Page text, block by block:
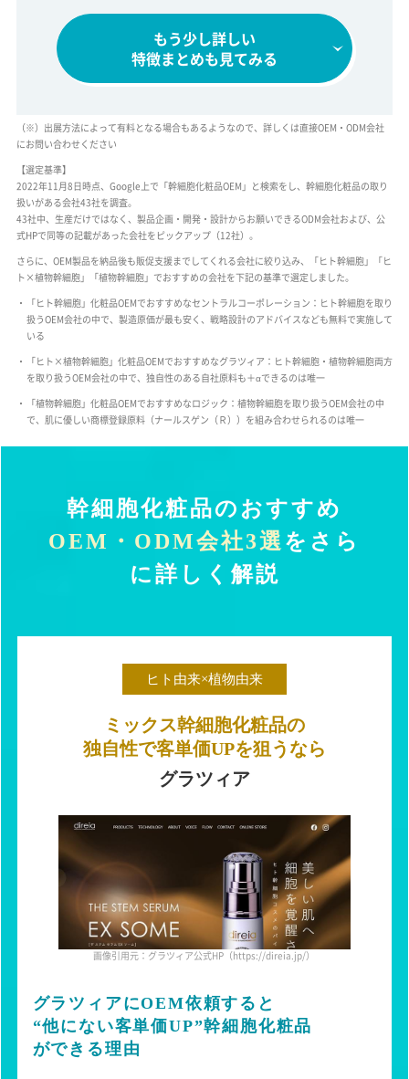
もう少し詳しい
特徴まとめも見てみる
（※）出展方法によって有料となる場合もあるようなので、詳しくは直接OEM・ODM会社
にお問い合わせください
【選定基準】
2022年11月8日時点、Google上で「幹細胞化粧品OEM」と検索をし、幹細胞化粧品の取り
扱いがある会社43社を調査。
43社中、生産だけではなく、製品企画・開発・設計からお願いできるODM会社および、公
式HPで同等の記載があった会社をピックアップ（12社）。
さらに、OEM製品を納品後も販促支援までしてくれる会社に絞り込み、「ヒト幹細胞」「ヒ
ト×植物幹細胞」「植物幹細胞」でおすすめの会社を下記の基準で選定しました。
「ヒト幹細胞」化粧品OEMでおすすめなセントラルコーポレーション：ヒト幹細胞を取り
扱うOEM会社の中で、製造原価が最も安く、戦略設計のアドバイスなども無料で実施して
いる
「ヒト×植物幹細胞」化粧品OEMでおすすめなグラツィア：ヒト幹細胞・植物幹細胞両方
を取り扱うOEM会社の中で、独自性のある自社原料も＋αできるのは唯一
「植物幹細胞」化粧品OEMでおすすめなロジック：植物幹細胞を取り扱うOEM会社の中
で、肌に優しい商標登録原料（ナールスゲン（Ｒ））を組み合わせられるのは唯一
幹細胞化粧品のおすすめ
OEM・ODM会社3選をさら
に詳しく解説
ヒト由来×植物由来
ミックス幹細胞化粧品の
独自性で客単価UPを狙うなら
グラツィア
画像引用元：グラツィア公式HP（https://direia.jp/）
グラツィアにOEM依頼すると
“他にない客単価UP”幹細胞化粧品
ができる理由